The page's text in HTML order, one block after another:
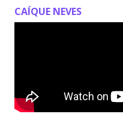
CAÍQUE NEVES